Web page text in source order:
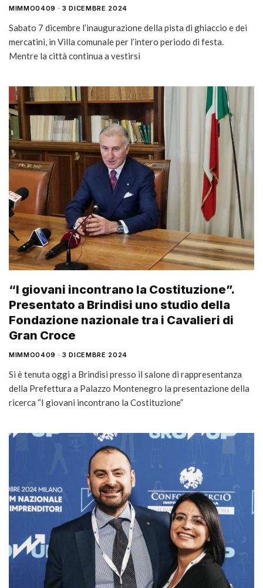
MIMMO0409 3 DICEMBRE 2024
Sabato 7 dicembre l’inaugurazione della pista di ghiaccio e dei
mercatini, in Villa comunale per l’intero periodo di festa.
Mentre la città continua a vestirsi
“I giovani incontrano la Costituzione”.
Presentato a Brindisi uno studio della
Fondazione nazionale tra i Cavalieri di
Gran Croce
MIMMO0409 3 DICEMBRE 2024
Si è tenuta oggi a Brindisi presso il salone di rappresentanza
della Prefettura a Palazzo Montenegro la presentazione della
ricerca “I giovani incontrano la Costituzione”